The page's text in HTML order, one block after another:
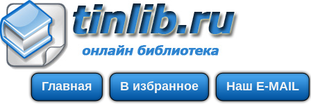
Главная В избранное Наш E-MAIL